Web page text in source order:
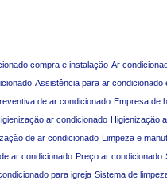
compra e instalação Ar
Assistência para ar condicionado
de ar condicionado Empresa de
ar condicionado Higienização
de ar condicionado Limpeza e
ar condicionado Preço ar condicionado
para igreja Sistema de